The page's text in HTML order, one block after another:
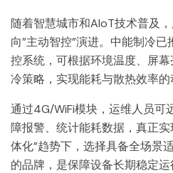
随着智慧城市和AIoT技术普及
向”主动智控”演进。中能制冷
控系统，可根据环境温度、屏
冷策略，实现能耗与散热效率的
通过4G/WiFi模块，运维人员可
障报警、统计能耗数据，真正
体化”趋势下，选择具备全场景
的品牌，是保障设备长期稳定运